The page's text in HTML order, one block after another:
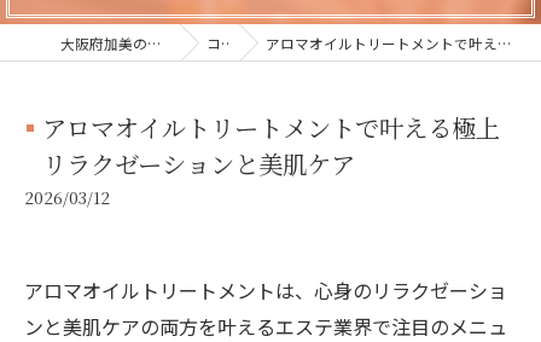
大阪府加美のエステならLUANA コラム アロマオイルトリートメントで叶える極上リラクゼーションと美肌ケア
アロマオイルトリートメントで叶える極上
リラクゼーションと美肌ケア
2026/03/12
アロマオイルトリートメントは、心身のリラクゼーショ
ンと美肌ケアの両方を叶えるエステ業界で注目のメニュ